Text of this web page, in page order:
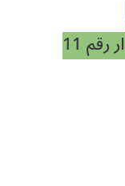
WhatsApp Green اصدار رقم 11